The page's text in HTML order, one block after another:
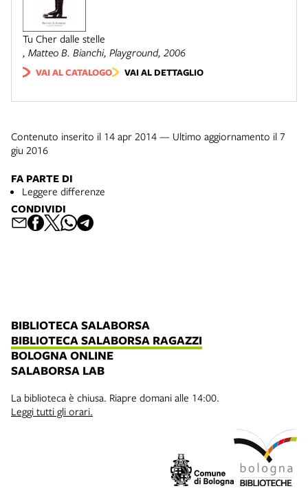
Tu Cher dalle stelle
, Matteo B. Bianchi, Playground, 2006
VAI AL CATALOGO VAI AL DETTAGLIO
Contenuto inserito il 14 apr 2014 — Ultimo aggiornamento il 7
giu 2016
FA PARTE DI
Leggere differenze
CONDIVIDI
BIBLIOTECA SALABORSA
BIBLIOTECA SALABORSA RAGAZZI
BOLOGNA ONLINE
SALABORSA LAB
La biblioteca è chiusa. Riapre domani alle 14:00.
Leggi tutti gli orari.